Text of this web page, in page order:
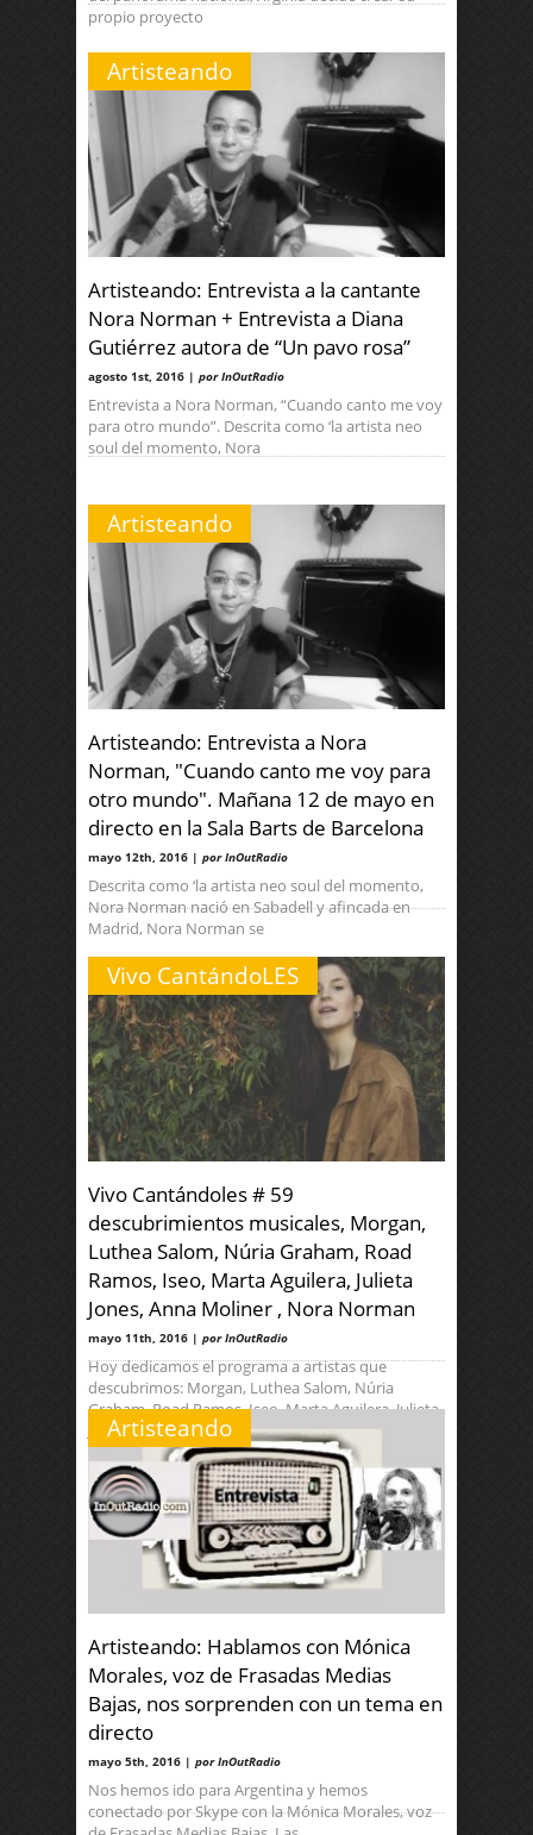
propio proyecto
Artisteando
Artisteando: Entrevista a la cantante
Nora Norman + Entrevista a Diana
Gutiérrez autora de “Un pavo rosa”
agosto 1st, 2016 | por InOutRadio
Entrevista a Nora Norman, “Cuando canto me voy
para otro mundo”. Descrita como ‘la artista neo
soul del momento, Nora
Artisteando
Artisteando: Entrevista a Nora
Norman, "Cuando canto me voy para
otro mundo". Mañana 12 de mayo en
directo en la Sala Barts de Barcelona
mayo 12th, 2016 | por InOutRadio
Descrita como ‘la artista neo soul del momento,
Nora Norman nació en Sabadell y afincada en
Madrid, Nora Norman se
Vivo CantándoLES
Vivo Cantándoles # 59
descubrimientos musicales, Morgan,
Luthea Salom, Núria Graham, Road
Ramos, Iseo, Marta Aguilera, Julieta
Jones, Anna Moliner , Nora Norman
mayo 11th, 2016 | por InOutRadio
Hoy dedicamos el programa a artistas que
descubrimos: Morgan, Luthea Salom, Núria
Graham, Road Ramos, Iseo, Marta Aguilera, Julieta
Jones,
Artisteando
Artisteando: Hablamos con Mónica
Morales, voz de Frasadas Medias
Bajas, nos sorprenden con un tema en
directo
mayo 5th, 2016 | por InOutRadio
Nos hemos ido para Argentina y hemos
conectado por Skype con la Mónica Morales, voz